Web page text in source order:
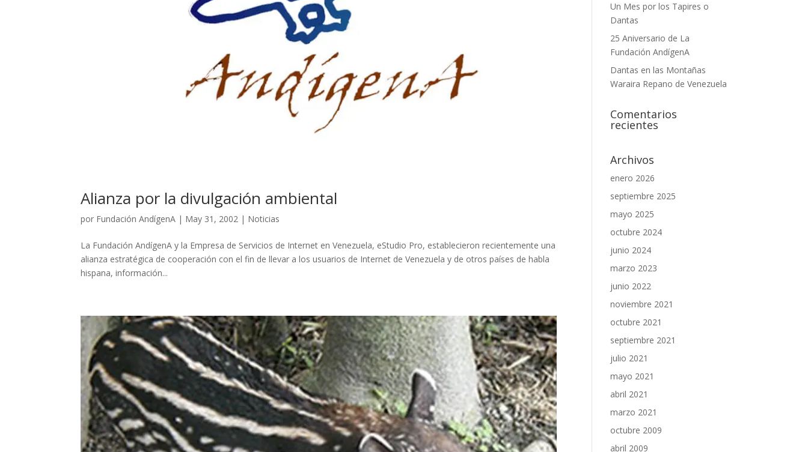
Alianza por la divulgación ambiental
por Fundación AndígenA | May 31, 2002 | Noticias
La Fundación AndígenA y la Empresa de Servicios de Internet en Venezuela, eStudio Pro, establecieron recientemente una
alianza estratégica de cooperación con el fin de llevar a los usuarios de Internet de Venezuela y de otros países de habla
hispana, información...
Un Mes por los Tapires o
Dantas
25 Aniversario de La
Fundación AndígenA
Dantas en las Montañas
Waraira Repano de Venezuela
Comentarios
recientes
Archivos
enero 2026
septiembre 2025
mayo 2025
octubre 2024
junio 2024
marzo 2023
junio 2022
noviembre 2021
octubre 2021
septiembre 2021
julio 2021
mayo 2021
abril 2021
marzo 2021
octubre 2009
abril 2009